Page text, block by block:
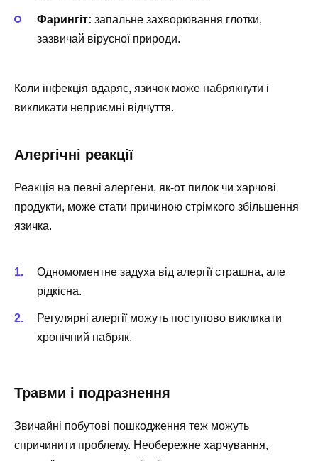
Фарингіт: запальне захворювання глотки,
зазвичай вірусної природи.
Коли інфекція вдаряє, язичок може набрякнути і
викликати неприємні відчуття.
Алергічні реакції
Реакція на певні алергени, як-от пилок чи харчові
продукти, може стати причиною стрімкого збільшення
язичка.
Одномоментне задуха від алергії страшна, але
рідкісна.
Регулярні алергії можуть поступово викликати
хронічний набряк.
Травми і подразнення
Звичайні побутові пошкодження теж можуть
спричинити проблему. Необережне харчування,